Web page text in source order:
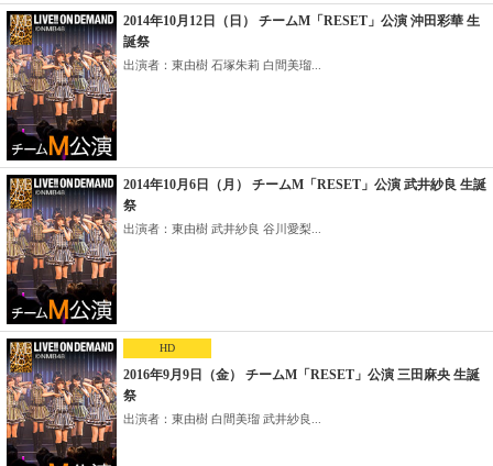
2014年10月12日（日） チームM「RESET」公演 沖田彩華 生
誕祭
出演者：東由樹 石塚朱莉 白間美瑠...
2014年10月6日（月） チームM「RESET」公演 武井紗良 生誕
祭
出演者：東由樹 武井紗良 谷川愛梨...
HD
2016年9月9日（金） チームM「RESET」公演 三田麻央 生誕
祭
出演者：東由樹 白間美瑠 武井紗良...